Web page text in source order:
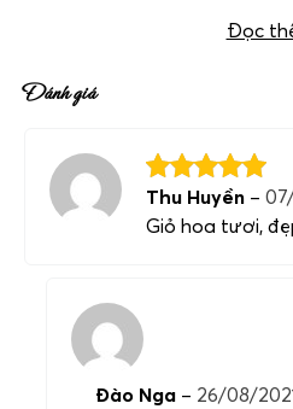
Đọc
Đánh giá
Thu Huyền –
Giỏ hoa tươi,
Đào Nga – 26/08/